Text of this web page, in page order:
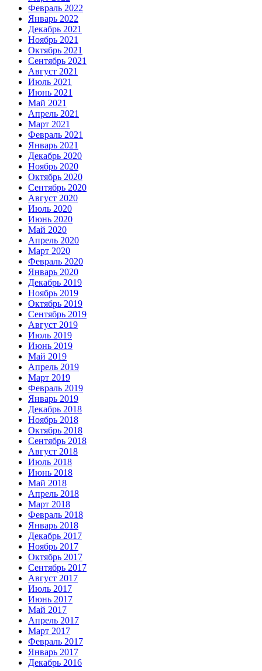
Февраль 2022
Январь 2022
Декабрь 2021
Ноябрь 2021
Октябрь 2021
Сентябрь 2021
Август 2021
Июль 2021
Июнь 2021
Май 2021
Апрель 2021
Март 2021
Февраль 2021
Январь 2021
Декабрь 2020
Ноябрь 2020
Октябрь 2020
Сентябрь 2020
Август 2020
Июль 2020
Июнь 2020
Май 2020
Апрель 2020
Март 2020
Февраль 2020
Январь 2020
Декабрь 2019
Ноябрь 2019
Октябрь 2019
Сентябрь 2019
Август 2019
Июль 2019
Июнь 2019
Май 2019
Апрель 2019
Март 2019
Февраль 2019
Январь 2019
Декабрь 2018
Ноябрь 2018
Октябрь 2018
Сентябрь 2018
Август 2018
Июль 2018
Июнь 2018
Май 2018
Апрель 2018
Март 2018
Февраль 2018
Январь 2018
Декабрь 2017
Ноябрь 2017
Октябрь 2017
Сентябрь 2017
Август 2017
Июль 2017
Июнь 2017
Май 2017
Апрель 2017
Март 2017
Февраль 2017
Январь 2017
Декабрь 2016